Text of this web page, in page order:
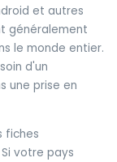
et autres
généralement
le monde entier.
d'un
une prise en
fiches
Si votre pays